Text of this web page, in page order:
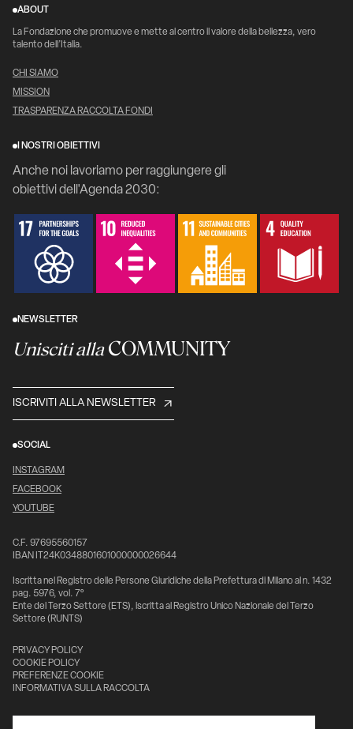
ABOUT
La Fondazione che promuove e mette al centro il valore della bellezza, vero
talento dell’Italia.
CHI SIAMO
MISSION
TRASPARENZA RACCOLTA FONDI
I NOSTRI OBIETTIVI
Anche noi lavoriamo per raggiungere gli
obiettivi dell'Agenda 2030:
NEWSLETTER
Unisciti allaCOMMUNITY
ISCRIVITI ALLA NEWSLETTER
SOCIAL
INSTAGRAM
FACEBOOK
YOUTUBE
C.F. 97695560157
IBAN IT24K0348801601000000026644
Iscritta nel Registro delle Persone Giuridiche della Prefettura di Milano al n. 1432
pag. 5976, vol. 7°
Ente del Terzo Settore (ETS), iscritta al Registro Unico Nazionale del Terzo
Settore (RUNTS)
PRIVACY POLICY
COOKIE POLICY
PREFERENZE COOKIE
INFORMATIVA SULLA RACCOLTA